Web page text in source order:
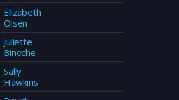
Elizabeth
Olsen
Juliette
Binoche
Sally
Hawkins